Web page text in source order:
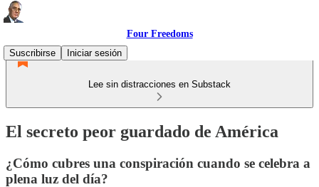
Four Freedoms
Suscribirse
Iniciar sesión
Lee sin distracciones en Substack
El secreto peor guardado de América
¿Cómo cubres una conspiración cuando se celebra a
plena luz del día?